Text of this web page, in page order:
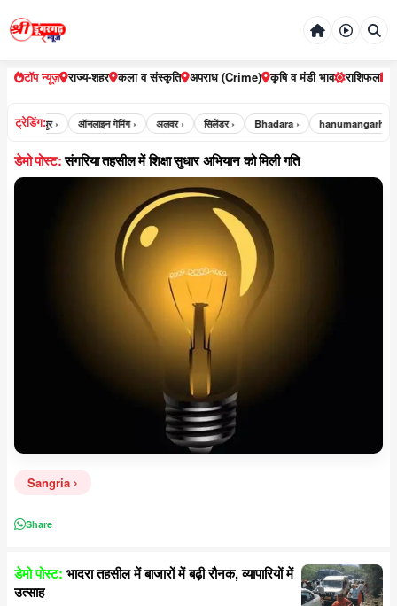
टॉप न्यूज़ राज्य-शहर कला व संस्कृति अपराध (Crime) कृषि व मंडी भाव राशिफल
ट्रेडिंग:
भरतपुर › ऑनलाइन गेमिंग › अलवर › सिलेंडर › Bhadara › hanumangarh ›
डेमो पोस्ट: संगरिया तहसील में शिक्षा सुधार अभियान को मिली गति
Sangria
Share
डेमो पोस्ट: भादरा तहसील में बाजारों में बढ़ी रौनक, व्यापारियों में
उत्साह